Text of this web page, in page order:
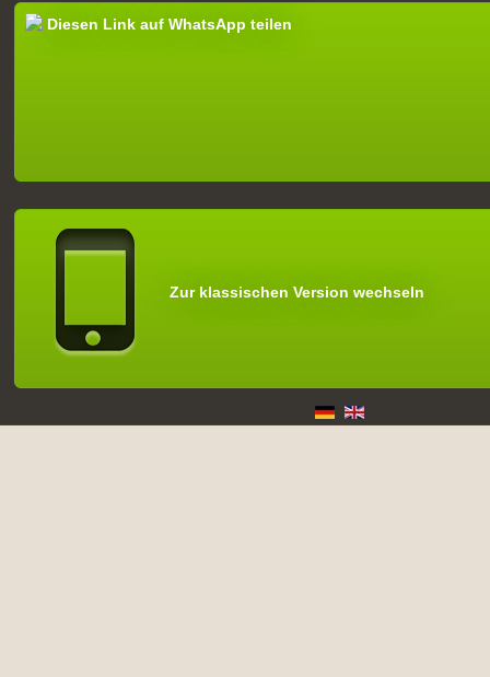
Diesen Link auf WhatsApp teilen
Zur klassischen Version wechseln